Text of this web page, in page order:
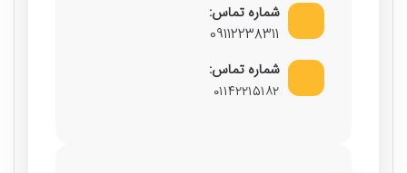
شماره تماس:
09112238311
شماره تماس:
۰۱۱۴۲۲۱۵۱۸۲